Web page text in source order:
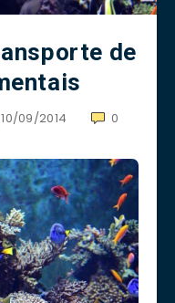
de
10/09/2014 0